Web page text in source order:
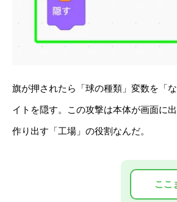
旗が押されたら「球の種類」変数を「
イトを隠す。この攻撃は本体が画面に
作り出す「工場」の役割なんだ。